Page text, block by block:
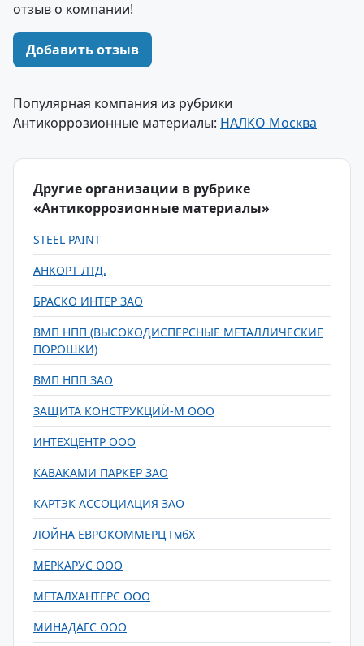
отзыв о компании!
Добавить отзыв
Популярная компания из рубрики
Антикоррозионные материалы: НАЛКО Москва
Другие организации в рубрике
«Антикоррозионные материалы»
STEEL PAINT
АНКОРТ ЛТД.
БРАСКО ИНТЕР ЗАО
ВМП НПП (ВЫСОКОДИСПЕРСНЫЕ МЕТАЛЛИЧЕСКИЕ
ПОРОШКИ)
ВМП НПП ЗАО
ЗАЩИТА КОНСТРУКЦИЙ-М ООО
ИНТЕХЦЕНТР ООО
КАВАКАМИ ПАРКЕР ЗАО
КАРТЭК АССОЦИАЦИЯ ЗАО
ЛОЙНА ЕВРОКОММЕРЦ ГмбХ
МЕРКАРУС ООО
МЕТАЛХАНТЕРС ООО
МИНАДАГС ООО